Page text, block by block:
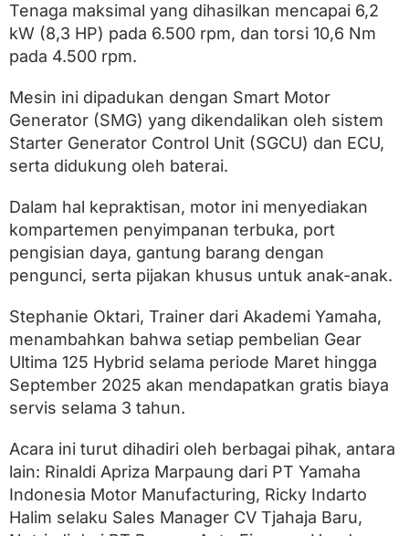
Tenaga maksimal yang dihasilkan mencapai 6,2
kW (8,3 HP) pada 6.500 rpm, dan torsi 10,6 Nm
pada 4.500 rpm.
Mesin ini dipadukan dengan Smart Motor
Generator (SMG) yang dikendalikan oleh sistem
Starter Generator Control Unit (SGCU) dan ECU,
serta didukung oleh baterai.
Dalam hal kepraktisan, motor ini menyediakan
kompartemen penyimpanan terbuka, port
pengisian daya, gantung barang dengan
pengunci, serta pijakan khusus untuk anak-anak.
Stephanie Oktari, Trainer dari Akademi Yamaha,
menambahkan bahwa setiap pembelian Gear
Ultima 125 Hybrid selama periode Maret hingga
September 2025 akan mendapatkan gratis biaya
servis selama 3 tahun.
Acara ini turut dihadiri oleh berbagai pihak, antara
lain: Rinaldi Apriza Marpaung dari PT Yamaha
Indonesia Motor Manufacturing, Ricky Indarto
Halim selaku Sales Manager CV Tjahaja Baru,